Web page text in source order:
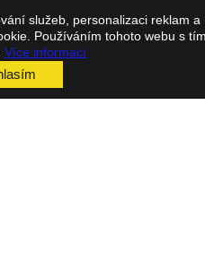
služeb, personalizaci reklam a
Používáním tohoto webu s
Více informací